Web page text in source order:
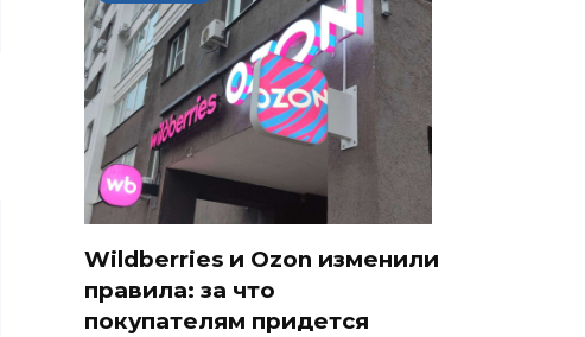
Wildberries и Ozon изменили
правила: за что
покупателям придется